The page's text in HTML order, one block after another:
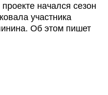
начался сезон
участника
Об этом пишет